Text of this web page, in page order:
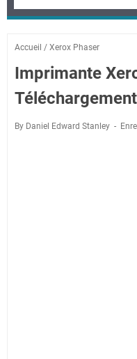
Accueil / Xerox Phaser
Imprimante
By Daniel Edward Stanley